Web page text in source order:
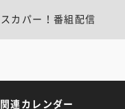
スカパー！番組配信
関連カレンダー